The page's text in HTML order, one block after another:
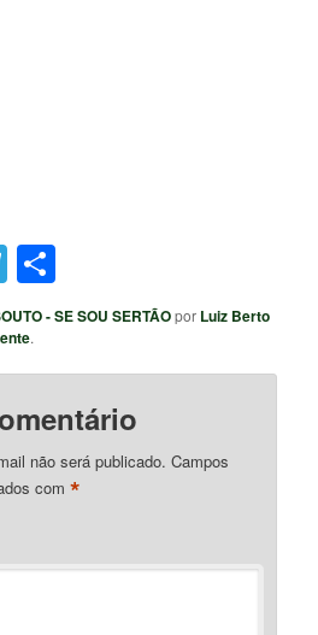
Telegram
- SE SOU SERTÃOpor Luiz Berto
.
não será publicado. Campos
com*